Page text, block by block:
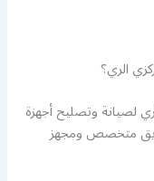
الري؟
لصيانة وتصليح أجهزة
فريق متخصص ومجهز